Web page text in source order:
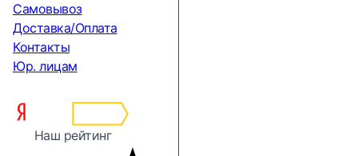
Самовывоз
Доставка/Оплата
Контакты
Юр. лицам
Наш рейтинг